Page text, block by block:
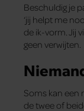
Beschuldig je
‘jij helpt me
de ik-vorm. Jij
geen verwijten.
Soms kan een
de twee of